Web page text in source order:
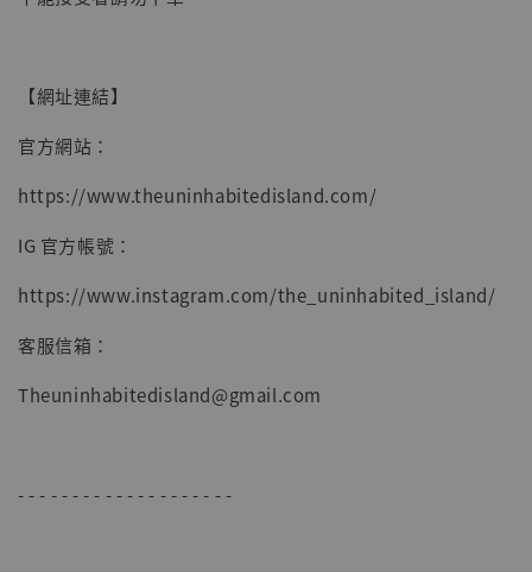
【網址連結】
官方網站：
https://www.theuninhabitedisland.com/
IG 官方帳號：
https://www.instagram.com/the_uninhabited_island/
客服信箱：
Theuninhabitedisland@gmail.com
- - - - - - - - - - - - - - - - - - - -